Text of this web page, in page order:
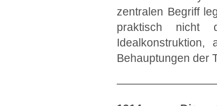
zentralen Begriff
praktisch nicht
Behauptungen der